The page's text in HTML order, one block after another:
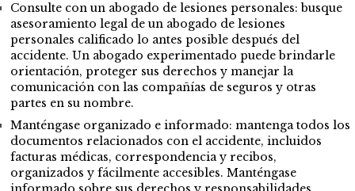
Consulte con un abogado de lesiones personales: busque
asesoramiento legal de un abogado de lesiones
personales calificado lo antes posible después del
accidente. Un abogado experimentado puede brindarle
orientación, proteger sus derechos y manejar la
comunicación con las compañías de seguros y otras
partes en su nombre.
Manténgase organizado e informado: mantenga todos los
documentos relacionados con el accidente, incluidos
facturas médicas, correspondencia y recibos,
organizados y fácilmente accesibles. Manténgase